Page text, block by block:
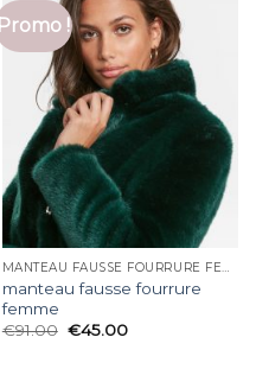
Promo !
MANTEAU FAUSSE FOURRURE FEMME
manteau fausse fourrure
femme
€91.00 €45.00